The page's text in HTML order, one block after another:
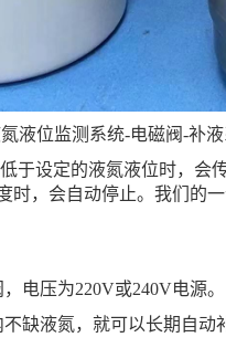
位监测系统-电磁阀-补液
设定的液氮液位时，会
时，会自动停止。我们的
压为220V或240V电源。
液氮，就可以长期自动